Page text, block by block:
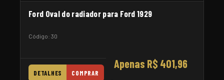
Ford Oval do radiador para Ford 1929
Código: 30
Apenas R$ 401,96
DETALHES COMPRAR